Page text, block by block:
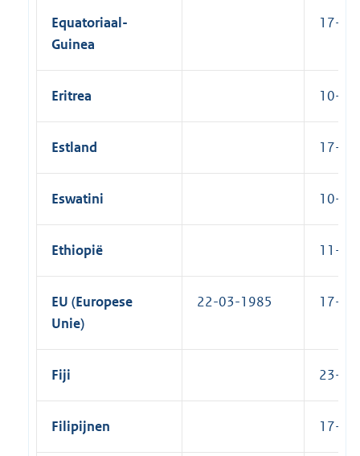
Equatoriaal-
Guinea
17-
Eritrea 10-
Estland 17-
Eswatini 10-
Ethiopië 11-
EU (Europese
Unie)
22-03-1985 17-
Fiji 23-
Filipijnen 17-